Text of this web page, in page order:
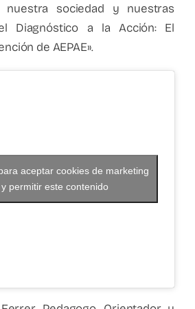
sociedad y nuestras
Diagnóstico a la Acción: El
de AEPAE».
aceptar cookies de marketing
y permitir este contenido